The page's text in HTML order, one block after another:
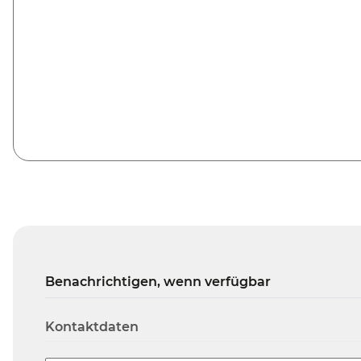
Benachrichtigen, wenn verfügbar
Kontaktdaten